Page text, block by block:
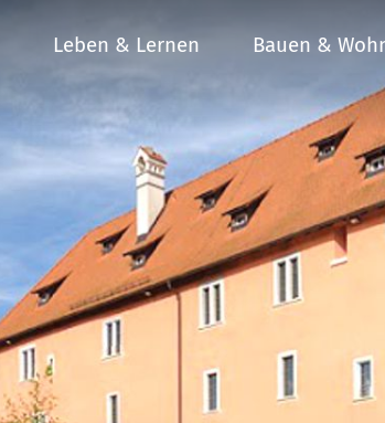
Leben & Lernen Bauen &